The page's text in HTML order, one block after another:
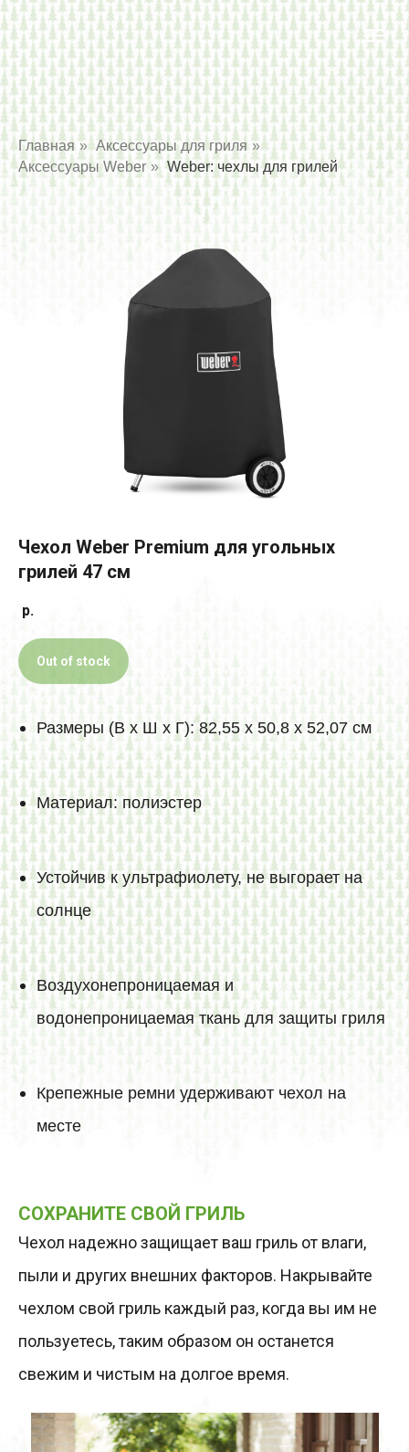
Главная » Аксессуары для гриля »
Аксессуары Weber » Weber: чехлы для грилей
Чехол Weber Premium для угольных
грилей 47 см
р.
Out of stock
Размеры (В х Ш х Г): 82,55 х 50,8 х 52,07 см
Материал: полиэстер
Устойчив к ультрафиолету, не выгорает на
солнце
Воздухонепроницаемая и
водонепроницаемая ткань для защиты гриля
Крепежные ремни удерживают чехол на
месте
СОХРАНИТЕ СВОЙ ГРИЛЬ
Чехол надежно защищает ваш гриль от влаги,
пыли и других внешних факторов. Накрывайте
чехлом свой гриль каждый раз, когда вы им не
пользуетесь, таким образом он останется
свежим и чистым на долгое время.